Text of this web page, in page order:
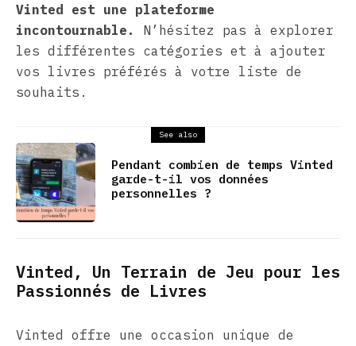
Vinted est une plateforme
incontournable.
N’hésitez pas à explorer
les différentes catégories et à ajouter
vos livres préférés à votre liste de
souhaits.
See also
Pendant combien de temps Vinted
garde-t-il vos données
personnelles ?
Vinted, Un Terrain de Jeu pour les
Passionnés de Livres
Vinted offre une occasion unique de